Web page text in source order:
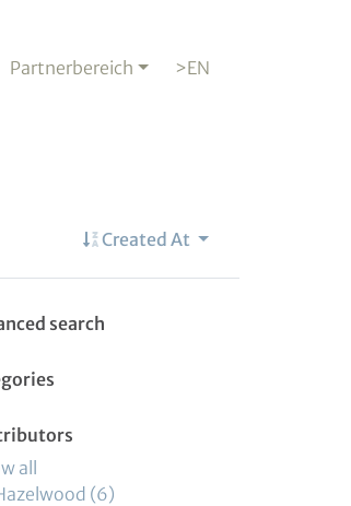
Partnerbereich >EN
Created At
search
all
6